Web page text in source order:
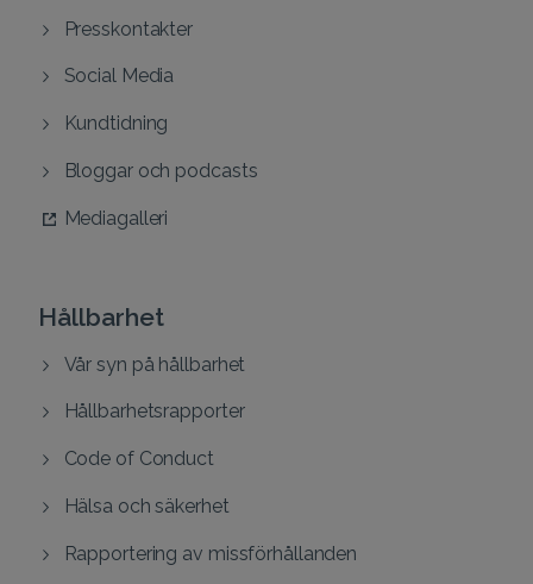
Presskontakter
Social Media
Kundtidning
Bloggar och podcasts
Mediagalleri
Hållbarhet
Vår syn på hållbarhet
Hållbarhetsrapporter
Code of Conduct
Hälsa och säkerhet
Rapportering av missförhållanden